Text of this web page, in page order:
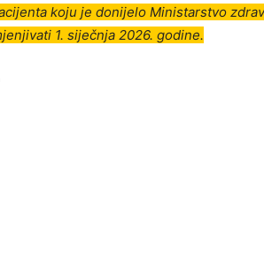
koju je donijelo Ministarstvo
1. siječnja 2026. godine.